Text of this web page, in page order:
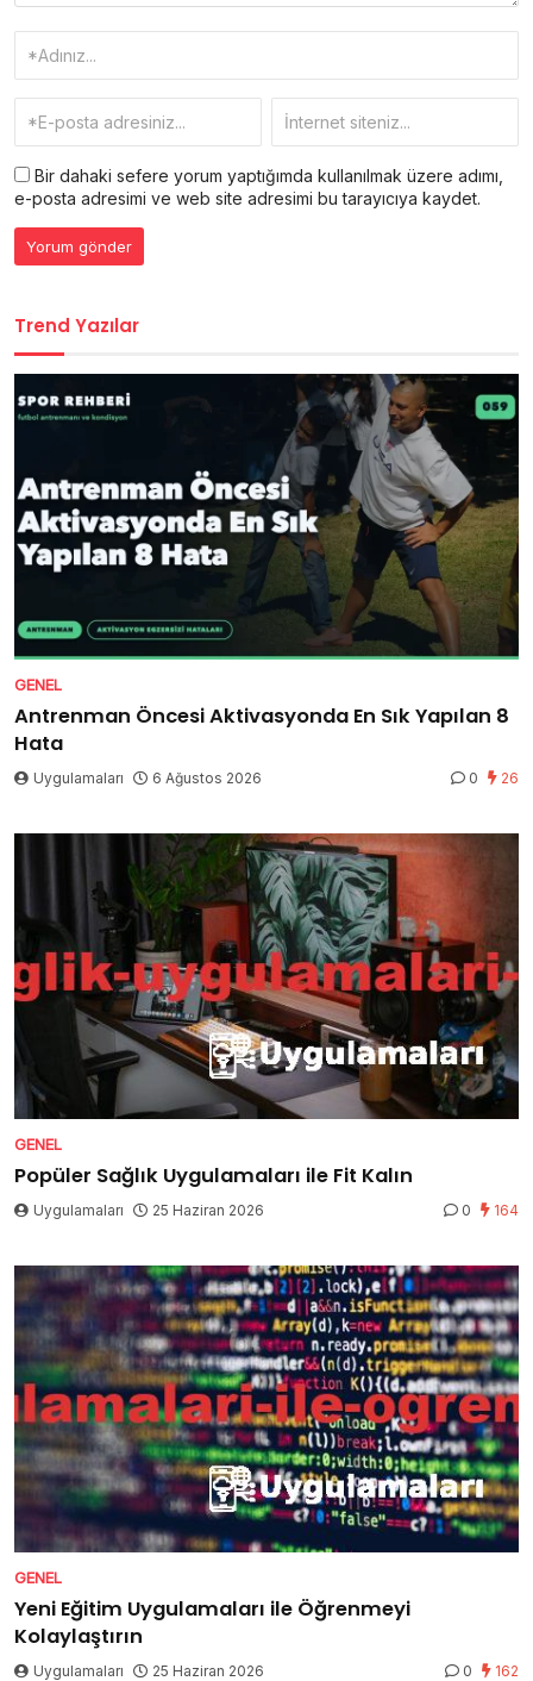
Bir dahaki sefere yorum yaptığımda kullanılmak üzere adımı,
e-posta adresimi ve web site adresimi bu tarayıcıya kaydet.
Trend Yazılar
GENEL
Antrenman Öncesi Aktivasyonda En Sık Yapılan 8
Hata
Uygulamaları 6 Ağustos 2026 0 26
GENEL
Popüler Sağlık Uygulamaları ile Fit Kalın
Uygulamaları 25 Haziran 2026 0 164
GENEL
Yeni Eğitim Uygulamaları ile Öğrenmeyi
Kolaylaştırın
Uygulamaları 25 Haziran 2026 0 162